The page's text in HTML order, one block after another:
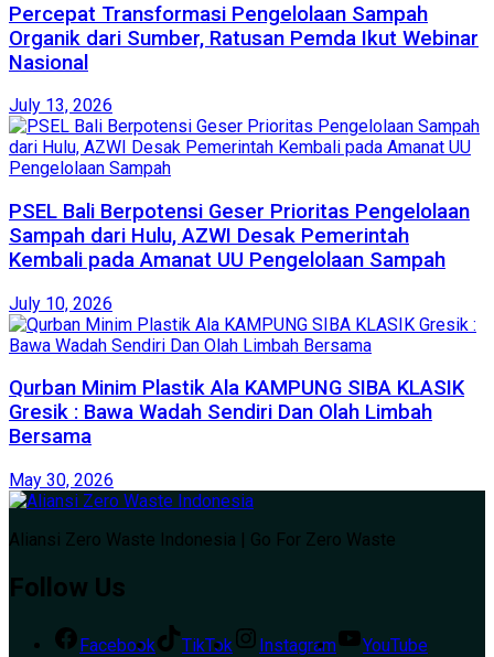
Percepat Transformasi Pengelolaan Sampah
Organik dari Sumber, Ratusan Pemda Ikut Webinar
Nasional
July 13, 2026
PSEL Bali Berpotensi Geser Prioritas Pengelolaan
Sampah dari Hulu, AZWI Desak Pemerintah
Kembali pada Amanat UU Pengelolaan Sampah
July 10, 2026
Qurban Minim Plastik Ala KAMPUNG SIBA KLASIK
Gresik : Bawa Wadah Sendiri Dan Olah Limbah
Bersama
May 30, 2026
Aliansi Zero Waste Indonesia | Go For Zero Waste
Follow Us
Facebook TikTok Instagram
YouTube